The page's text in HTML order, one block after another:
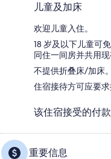
儿童及加床
欢迎儿童入住。
18 岁及以下儿童可
同住一间房并共用
不提供折叠床/加床。
住宿接待方可应要
该住宿接受的付
重要信息